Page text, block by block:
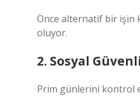
Önce alternatif bir işin
oluyor.
2. Sosyal
Prim günlerini kontrol